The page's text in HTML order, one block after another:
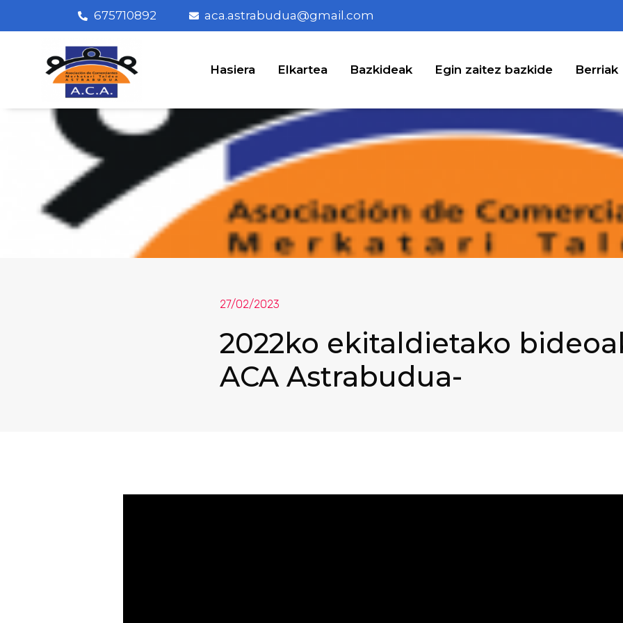
675710892 aca.astrabudua@gmail.com
Hasiera Elkartea Bazkideak Egin zaitez bazkide Berriak
27/02/2023
2022ko ekitaldietako
ACA Astrabudua-